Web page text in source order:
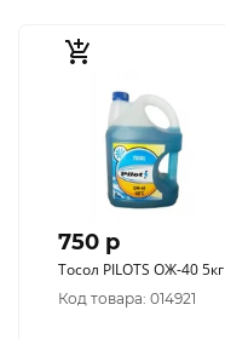
750 p
Тосол PILOTS ОЖ-40 5кг
Код товара: 014921